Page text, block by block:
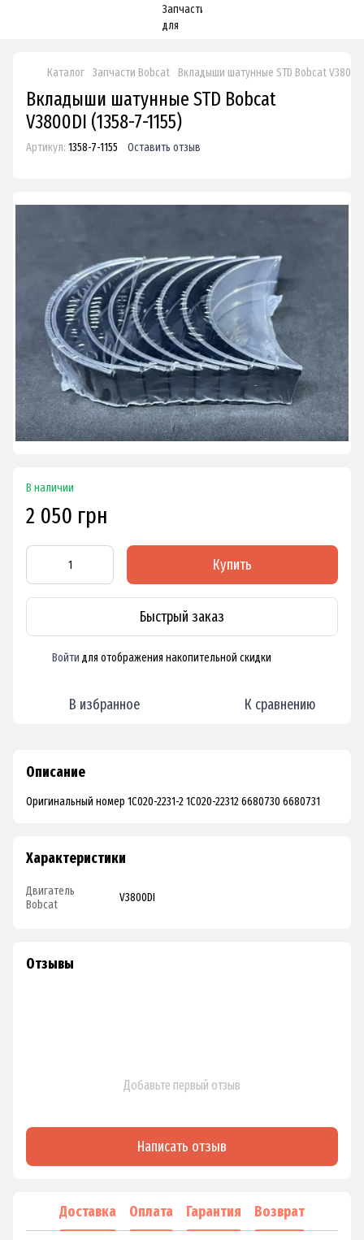
Каталог Запчасти Bobcat Вкладыши шатунные STD Bobcat V3800DI
Вкладыши шатунные STD Bobcat
V3800DI (1358-7-1155)
Артикул: 1358-7-1155 Оставить отзыв
В наличии
2 050 грн
Купить
Быстрый заказ
Войти для отображения накопительной скидки
В избранное К сравнению
Описание
Оригинальный номер 1C020-2231-2 1C020-22312 6680730 6680731
Характеристики
Двигатель
Bobcat
V3800DI
Отзывы
Добавьте первый отзыв
Написать отзыв
Доставка Оплата Гарантия Возврат